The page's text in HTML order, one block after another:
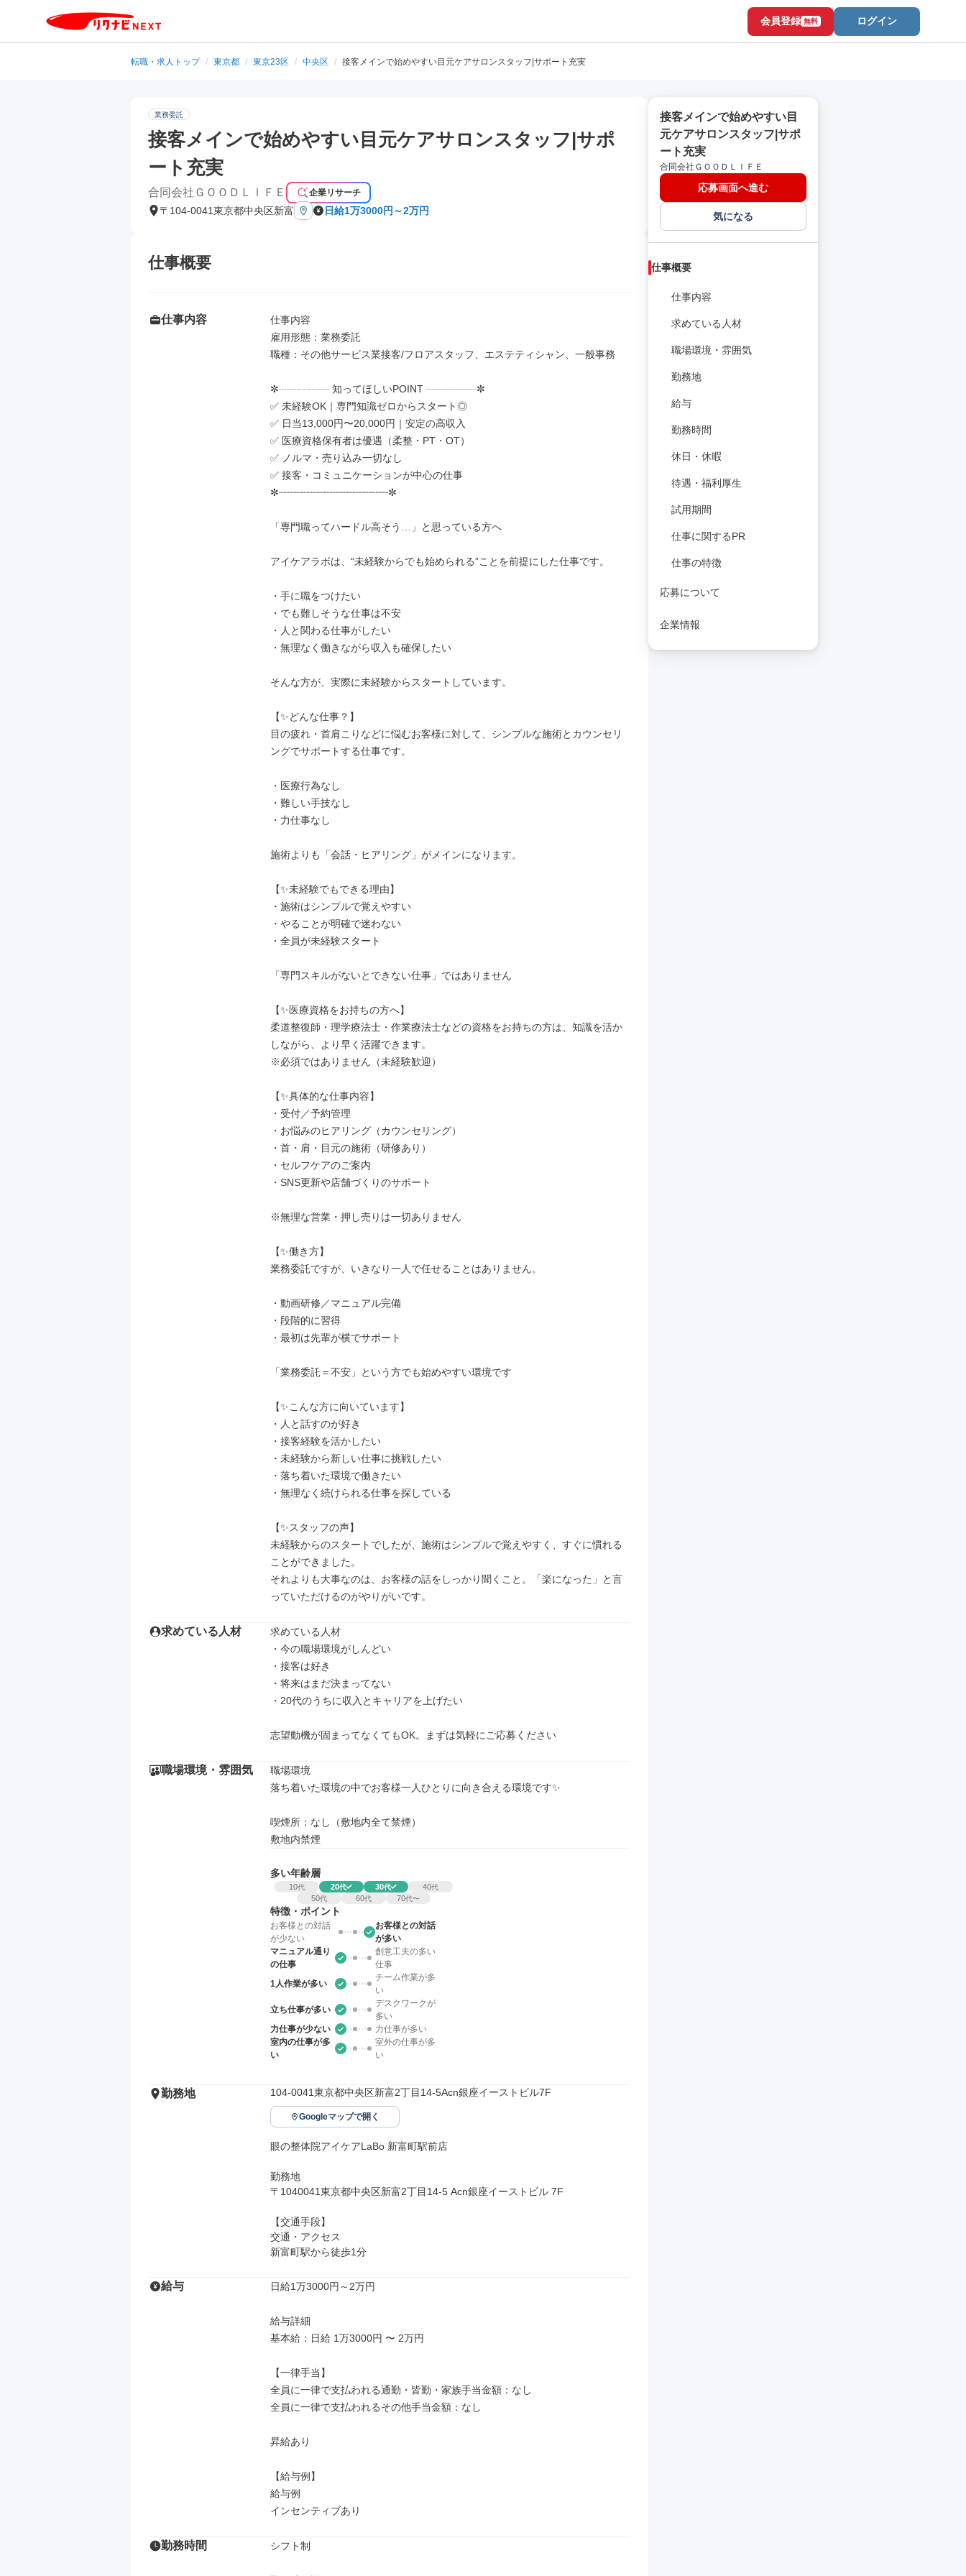
会員登録 無料 ログイン
転職・求人トップ / 東京都 / 東京23区 / 中央区 / 接客メインで始めやすい目元ケアサロンスタッフ|サポート充実
業務委託
接客メインで始めやすい目元ケアサロンスタッフ|サポ
ート充実
合同会社ＧＯＯＤＬＩＦＥ 企業リサーチ
〒104-0041東京都中央区新富 日給1万3000円～2万円
仕事概要
仕事内容
仕事内容
雇用形態：業務委託
職種：その他サービス業接客/フロアスタッフ、エステティシャン、一般事務
✼┈┈┈┈┈ 知ってほしいPOINT ┈┈┈┈┈✼
✅ 未経験OK｜専門知識ゼロからスタート◎
✅ 日当13,000円〜20,000円｜安定の高収入
✅ 医療資格保有者は優遇（柔整・PT・OT）
✅ ノルマ・売り込み一切なし
✅ 接客・コミュニケーションが中心の仕事
✼┈┈┈┈┈┈┈┈┈┈┈┈┈┈┈┈┈┈┈✼
「専門職ってハードル高そう…」と思っている方へ
アイケアラボは、“未経験からでも始められる”ことを前提にした仕事です。
・手に職をつけたい
・でも難しそうな仕事は不安
・人と関わる仕事がしたい
・無理なく働きながら収入も確保したい
そんな方が、実際に未経験からスタートしています。
【✨どんな仕事？】
目の疲れ・首肩こりなどに悩むお客様に対して、シンプルな施術とカウンセリ
ングでサポートする仕事です。
・医療行為なし
・難しい手技なし
・力仕事なし
施術よりも「会話・ヒアリング」がメインになります。
【✨未経験でもできる理由】
・施術はシンプルで覚えやすい
・やることが明確で迷わない
・全員が未経験スタート
「専門スキルがないとできない仕事」ではありません
【✨医療資格をお持ちの方へ】
柔道整復師・理学療法士・作業療法士などの資格をお持ちの方は、知識を活か
しながら、より早く活躍できます。
※必須ではありません（未経験歓迎）
【✨具体的な仕事内容】
・受付／予約管理
・お悩みのヒアリング（カウンセリング）
・首・肩・目元の施術（研修あり）
・セルフケアのご案内
・SNS更新や店舗づくりのサポート
※無理な営業・押し売りは一切ありません
【✨働き方】
業務委託ですが、いきなり一人で任せることはありません。
・動画研修／マニュアル完備
・段階的に習得
・最初は先輩が横でサポート
「業務委託＝不安」という方でも始めやすい環境です
【✨こんな方に向いています】
・人と話すのが好き
・接客経験を活かしたい
・未経験から新しい仕事に挑戦したい
・落ち着いた環境で働きたい
・無理なく続けられる仕事を探している
【✨スタッフの声】
未経験からのスタートでしたが、施術はシンプルで覚えやすく、すぐに慣れる
ことができました。
それよりも大事なのは、お客様の話をしっかり聞くこと。「楽になった」と言
っていただけるのがやりがいです。
求めている人材
求めている人材
・今の職場環境がしんどい
・接客は好き
・将来はまだ決まってない
・20代のうちに収入とキャリアを上げたい
志望動機が固まってなくてもOK。まずは気軽にご応募ください
職場環境・雰囲気
職場環境
落ち着いた環境の中でお客様一人ひとりに向き合える環境です✨
喫煙所：なし（敷地内全て禁煙）
敷地内禁煙
多い年齢層
10代 20代 30代 40代
50代 60代 70代〜
特徴・ポイント
お客様との対話
が少ない
お客様との対話
が多い
マニュアル通り
の仕事
創意工夫の多い
仕事
1人作業が多い
チーム作業が多
い
立ち仕事が多い
デスクワークが
多い
力仕事が少ない
力仕事が多い
室内の仕事が多
い
室外の仕事が多
い
勤務地 104-0041東京都中央区新富2丁目14-5Acn銀座イーストビル7F
Googleマップで開く
眼の整体院アイケアLaBo 新富町駅前店
勤務地
〒1040041東京都中央区新富2丁目14-5 Acn銀座イーストビル 7F
【交通手段】
交通・アクセス
新富町駅から徒歩1分
給与 日給1万3000円～2万円
給与詳細
基本給：日給 1万3000円 〜 2万円
【一律手当】
全員に一律で支払われる通勤・皆勤・家族手当金額：なし
全員に一律で支払われるその他手当金額：なし
昇給あり
【給与例】
給与例
インセンティブあり
勤務時間 シフト制
接客メインで始めやすい目
元ケアサロンスタッフ|サポ
ート充実
合同会社ＧＯＯＤＬＩＦＥ
応募画面へ進む
気になる
仕事概要
仕事内容
求めている人材
職場環境・雰囲気
勤務地
給与
勤務時間
休日・休暇
待遇・福利厚生
試用期間
仕事に関するPR
仕事の特徴
応募について
企業情報